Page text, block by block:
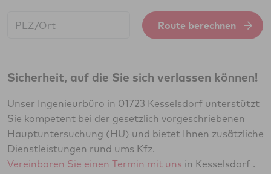
Route berechnen
Sicherheit, auf die Sie sich verlassen können!
Unser Ingenieurbüro in 01723 Kesselsdorf unterstützt
Sie kompetent bei der gesetzlich vorgeschriebenen
Hauptuntersuchung (HU) und bietet Ihnen zusätzliche
Dienstleistungen rund ums Kfz.
Vereinbaren Sie einen Termin mit uns in Kesselsdorf .